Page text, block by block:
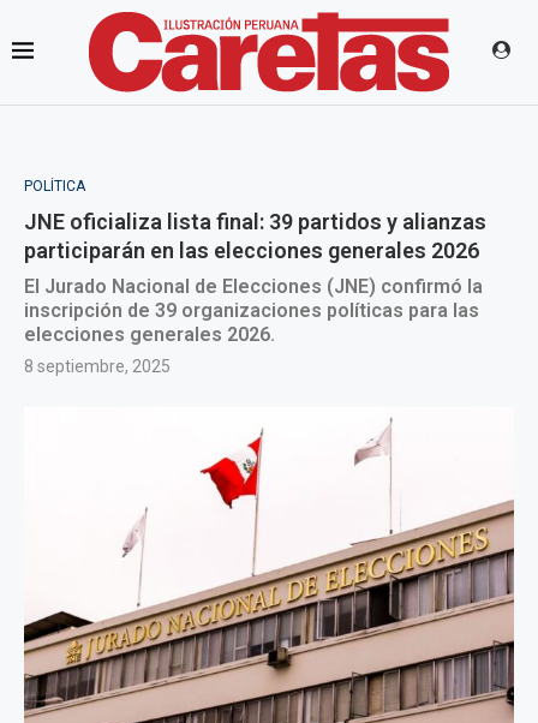
POLÍTICA
JNE oficializa lista final: 39 partidos y alianzas
participarán en las elecciones generales 2026
El Jurado Nacional de Elecciones (JNE) confirmó la
inscripción de 39 organizaciones políticas para las
elecciones generales 2026.
8 septiembre, 2025